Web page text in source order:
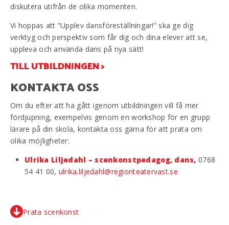
diskutera utifrån de olika momenten.
Vi hoppas att ”Upplev dansföreställningar!” ska ge dig
verktyg och perspektiv som får dig och dina elever att se,
uppleva och använda dans på nya sätt!
TILL UTBILDNINGEN >
KONTAKTA OSS
Om du efter att ha gått igenom utbildningen vill få mer
fördjupning, exempelvis genom en workshop för en grupp
lärare på din skola, kontakta oss gärna för att prata om
olika möjligheter:
Ulrika Liljedahl – scenkonstpedagog, dans, 0768
54 41 00, ulrika.liljedahl@regionteatervast.se
Prata scenkonst